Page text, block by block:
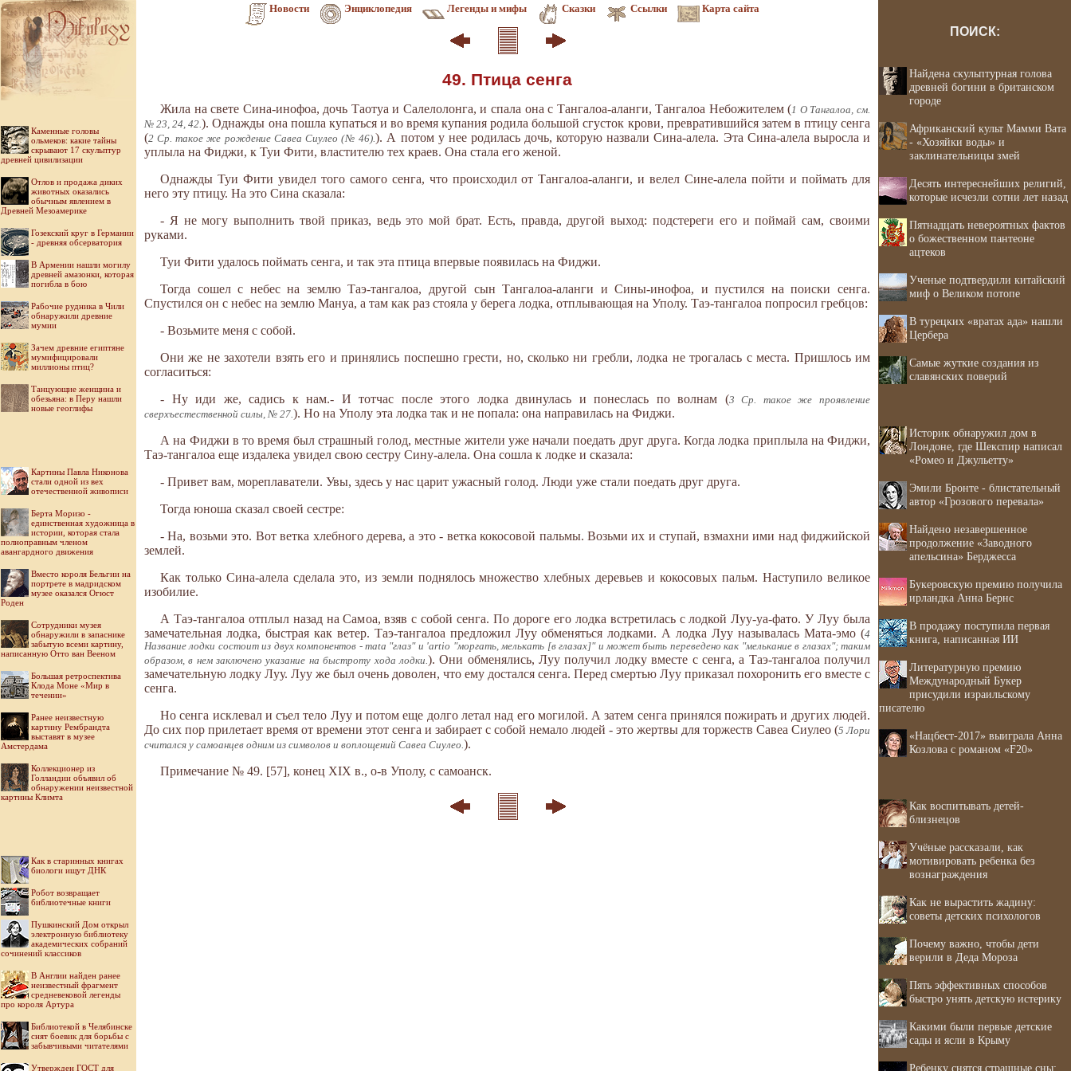
Новости Энциклопедия Легенды и мифы Сказки Ссылки Карта сайта
Каменные головы
ольмеков: какие тайны
скрывают 17 скульптур
древней цивилизации
Отлов и продажа диких
животных оказались
обычным явлением в
Древней Мезоамерике
Гозекский круг в Германии
- древняя обсерватория
В Армении нашли могилу
древней амазонки, которая
погибла в бою
Рабочие рудника в Чили
обнаружили древние
мумии
Зачем древние египтяне
мумифицировали
миллионы птиц?
Танцующие женщина и
обезьяна: в Перу нашли
новые геоглифы
Картины Павла Никонова
стали одной из вех
отечественной живописи
Берта Моризо -
единственная художница в
истории, которая стала
полноправным членом
авангардного движения
Вместо короля Бельгии на
портрете в мадридском
музее оказался Огюст
Роден
Cотрудники музея
обнаружили в запаснике
забытую всеми картину,
написанную Отто ван Вееном
Большая ретроспектива
Клода Моне «Мир в
течении»
Ранее неизвестную
картину Рембрандта
выставят в музее
Амстердама
Коллекционер из
Голландии объявил об
обнаружении неизвестной
картины Климта
Как в старинных книгах
биологи ищут ДНК
Робот возвращает
библиотечные книги
Пушкинский Дом открыл
электронную библиотеку
академических собраний
сочинений классиков
В Англии найден ранее
неизвестный фрагмент
средневековой легенды
про короля Артура
Библиотекой в Челябинске
снят боевик для борьбы с
забывчивыми читателями
Утвержден ГОСТ для
49. Птица сенга
Жила на свете Сина-инофоа, дочь Таотуа и Салелолонга, и спала она с Тангалоа-аланги, Тангалоа Небожителем (1 О Тангалоа, см.
№ 23, 24, 42.). Однажды она пошла купаться и во время купания родила большой сгусток крови, превратившийся затем в птицу сенга
(2 Ср. такое же рождение Савеа Сиулео (№ 46).). А потом у нее родилась дочь, которую назвали Сина-алела. Эта Сина-алела выросла и
уплыла на Фиджи, к Туи Фити, властителю тех краев. Она стала его женой.
Однажды Туи Фити увидел того самого сенга, что происходил от Тангалоа-аланги, и велел Сине-алела пойти и поймать для
него эту птицу. На это Сина сказала:
- Я не могу выполнить твой приказ, ведь это мой брат. Есть, правда, другой выход: подстереги его и поймай сам, своими
руками.
Туи Фити удалось поймать сенга, и так эта птица впервые появилась на Фиджи.
Тогда сошел с небес на землю Таэ-тангалоа, другой сын Тангалоа-аланги и Сины-инофоа, и пустился на поиски сенга.
Спустился он с небес на землю Мануа, а там как раз стояла у берега лодка, отплывающая на Уполу. Таэ-тангалоа попросил гребцов:
- Возьмите меня с собой.
Они же не захотели взять его и принялись поспешно грести, но, сколько ни гребли, лодка не трогалась с места. Пришлось им
согласиться:
- Ну иди же, садись к нам.- И тотчас после этого лодка двинулась и понеслась по волнам (3 Ср. такое же проявление
сверхъестественной силы, № 27.). Но на Уполу эта лодка так и не попала: она направилась на Фиджи.
А на Фиджи в то время был страшный голод, местные жители уже начали поедать друг друга. Когда лодка приплыла на Фиджи,
Таэ-тангалоа еще издалека увидел свою сестру Сину-алела. Она сошла к лодке и сказала:
- Привет вам, мореплаватели. Увы, здесь у нас царит ужасный голод. Люди уже стали поедать друг друга.
Тогда юноша сказал своей сестре:
- На, возьми это. Вот ветка хлебного дерева, а это - ветка кокосовой пальмы. Возьми их и ступай, взмахни ими над фиджийской
землей.
Как только Сина-алела сделала это, из земли поднялось множество хлебных деревьев и кокосовых пальм. Наступило великое
изобилие.
А Таэ-тангалоа отплыл назад на Самоа, взяв с собой сенга. По дороге его лодка встретилась с лодкой Луу-уа-фато. У Луу была
замечательная лодка, быстрая как ветер. Таэ-тангалоа предложил Луу обменяться лодками. А лодка Луу называлась Мата-эмо (4
Название лодки состоит из двух компонентов - mata "глаз" и 'artio "моргать, мелькать [в глазах]" и может быть переведено как "мелькание в глазах"; таким
образом, в нем заключено указание на быстроту хода лодки.). Они обменялись, Луу получил лодку вместе с сенга, а Таэ-тангалоа получил
замечательную лодку Луу. Луу же был очень доволен, что ему достался сенга. Перед смертью Луу приказал похоронить его вместе с
сенга.
Но сенга исклевал и съел тело Луу и потом еще долго летал над его могилой. А затем сенга принялся пожирать и других людей.
До сих пор прилетает время от времени этот сенга и забирает с собой немало людей - это жертвы для торжеств Савеа Сиулео (5 Лори
считался у самоанцев одним из символов и воплощений Савеа Сиулео.).
Примечание № 49. [57], конец XIX в., о-в Уполу, с самоанск.
ПОИСК:
Найдена скульптурная голова
древней богини в британском
городе
Африканский культ Мамми Вата
- «Хозяйки воды» и
заклинательницы змей
Десять интереснейших религий,
которые исчезли сотни лет назад
Пятнадцать невероятных фактов
о божественном пантеоне
ацтеков
Ученые подтвердили китайский
миф о Великом потопе
В турецких «вратах ада» нашли
Цербера
Самые жуткие создания из
славянских поверий
Историк обнаружил дом в
Лондоне, где Шекспир написал
«Ромео и Джульетту»
Эмили Бронте - блистательный
автор «Грозового перевала»
Найдено незавершенное
продолжение «Заводного
апельсина» Берджесса
Букеровскую премию получила
ирландка Анна Бернс
В продажу поступила первая
книга, написанная ИИ
Литературную премию
Международный Букер
присудили израильскому
писателю
«Нацбест-2017» выиграла Анна
Козлова с романом «F20»
Как воспитывать детей-
близнецов
Учёные рассказали, как
мотивировать ребенка без
вознаграждения
Как не вырастить жадину:
советы детских психологов
Почему важно, чтобы дети
верили в Деда Мороза
Пять эффективных способов
быстро унять детскую истерику
Какими были первые детские
сады и ясли в Крыму
Ребенку снятся страшные сны: